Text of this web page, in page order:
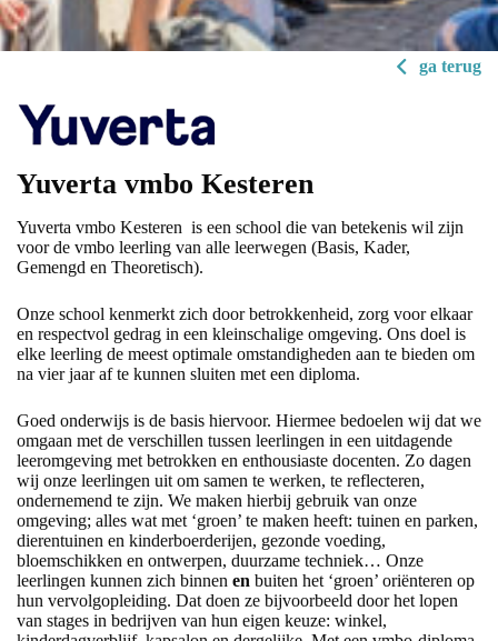
ga terug
Yuverta vmbo Kesteren
Yuverta vmbo Kesteren is een school die van betekenis wil zijn
voor de vmbo leerling van alle leerwegen (Basis, Kader,
Gemengd en Theoretisch).
Onze school kenmerkt zich door betrokkenheid, zorg voor elkaar
en respectvol gedrag in een kleinschalige omgeving. Ons doel is
elke leerling de meest optimale omstandigheden aan te bieden om
na vier jaar af te kunnen sluiten met een diploma.
Goed onderwijs is de basis hiervoor. Hiermee bedoelen wij dat we
omgaan met de verschillen tussen leerlingen in een uitdagende
leeromgeving met betrokken en enthousiaste docenten. Zo dagen
wij onze leerlingen uit om samen te werken, te reflecteren,
ondernemend te zijn. We maken hierbij gebruik van onze
omgeving; alles wat met ‘groen’ te maken heeft: tuinen en parken,
dierentuinen en kinderboerderijen, gezonde voeding,
bloemschikken en ontwerpen, duurzame techniek… Onze
leerlingen kunnen zich binnen en buiten het ‘groen’ oriënteren op
hun vervolgopleiding. Dat doen ze bijvoorbeeld door het lopen
van stages in bedrijven van hun eigen keuze: winkel,